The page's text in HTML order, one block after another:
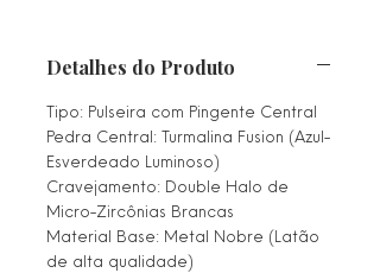
Detalhes do Produto
Tipo: Pulseira com Pingente Central
Pedra Central: Turmalina Fusion (Azul-
Esverdeado Luminoso)
Cravejamento: Double Halo de
Micro-Zircônias Brancas
Material Base: Metal Nobre (Latão
de alta qualidade)